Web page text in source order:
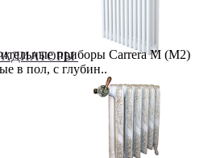
приборы Carrera M (M2)
в пол, с глубин..